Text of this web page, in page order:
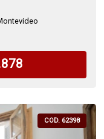
COD. 62398